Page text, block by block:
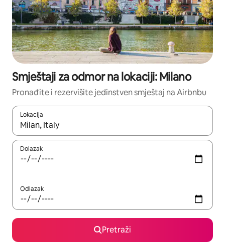
Smještaji za odmor na lokaciji: Milano
Pronađite i rezervišite jedinstven smještaj na Airbnbu
Lokacija
Kad rezultati budu dostupni, krećite se gore i dolje pomoću
Dolazak
Odlazak
Pretraži